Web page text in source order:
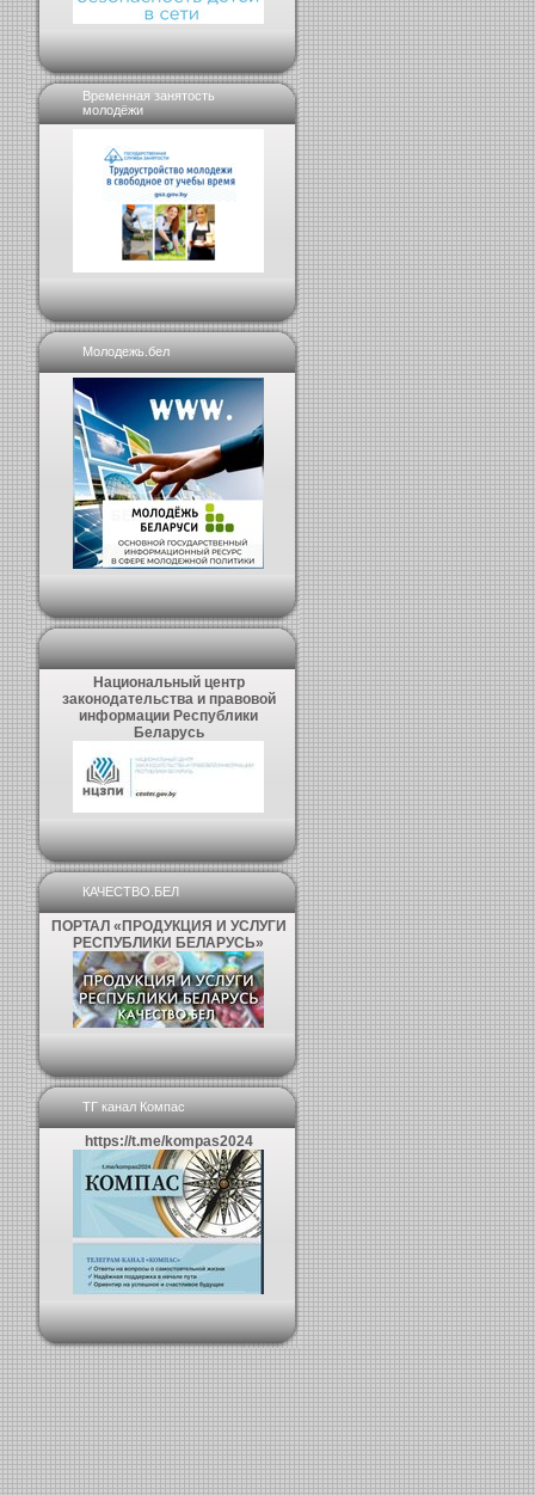
Временная занятость
молодёжи
Молодежь.бел
Национальный центр
законодательства и правовой
информации Республики
Беларусь
КАЧЕСТВО.БЕЛ
ПОРТАЛ «ПРОДУКЦИЯ И УСЛУГИ
РЕСПУБЛИКИ БЕЛАРУСЬ»
ТГ канал Компас
https://t.me/kompas2024